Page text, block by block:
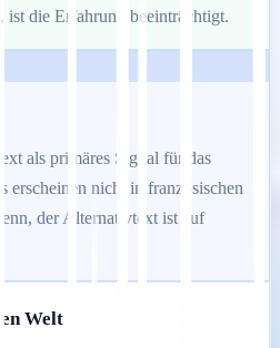
ist die Erfahrung beeinträchtigt.
als primäres Signal für das
nicht in französischen
der Alternativtext ist auf
Welt